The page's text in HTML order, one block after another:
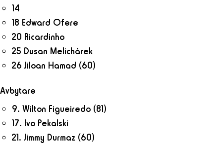
14
18 Edward Ofere
20 Ricardinho
25 Dusan Melichárek
26 Jiloan Hamad (60)
Avbytare
9. Wilton Figueiredo (81)
17. Ivo Pekalski
21. Jimmy Durmaz (60)